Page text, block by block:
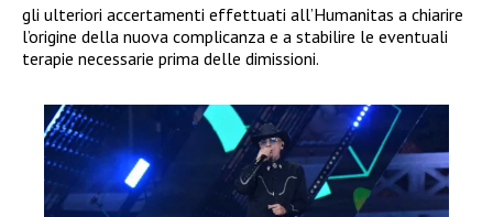
gli ulteriori accertamenti effettuati all’Humanitas a chiarire
l’origine della nuova complicanza e a stabilire le eventuali
terapie necessarie prima delle dimissioni.